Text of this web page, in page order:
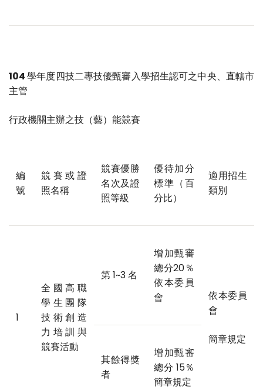
104學年度四技二專技優甄審入學招生認可之中央、直轄市
主管
行政機關主辦之技（藝）能競賽
編
號
競賽或證
照名稱
競賽優勝
名次及證
照等級
優待加分
標準（百
分比）
適用招生
類別
1
全國高職
學生團隊
技術創造
力培訓與
競賽活動
第 1~3 名
增加甄審
總分20％
依本委員
會
依本委員
會
簡章規定
其餘得獎
者
增加甄審
總分 15％
簡章規定